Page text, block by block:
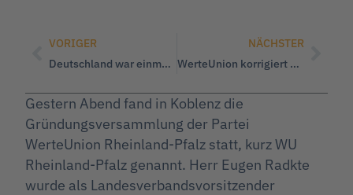
VORIGER
Deutschland war einmal die Apotheke der Welt, jetzt sind wir von China abhängig.
NÄCHSTER
WerteUnion korrigiert die Tagesschau: Waldbrände nehmen nicht zu, sondern gehen seit 2003 zurück!
Gestern Abend fand in Koblenz die
Gründungsversammlung der Partei
WerteUnion Rheinland-Pfalz statt, kurz WU
Rheinland-Pfalz genannt. Herr Eugen Radkte
wurde als Landesverbandsvorsitzender